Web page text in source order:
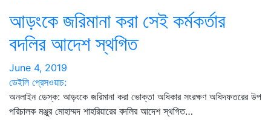
আড়ংকে জরিমানা করা সেই কর্মকর্তার
বদলির আদেশ স্থগিত
June 4, 2019
ডেইলি প্রেসওয়াচ:
অনলাইন ডেস্ক: আড়ংকে জরিমানা করা ভোক্তা অধিকার সংরক্ষণ অধিদফতরের উপ
পরিচালক মঞ্জুর মোহাম্মদ শাহরিয়ারের বদলির আদেশ স্থগিত…